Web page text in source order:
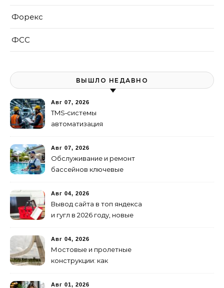
Форекс
ФСС
ВЫШЛО НЕДАВНО
Авг 07, 2026
TMS‑системы
автоматизация
Авг 07, 2026
Обслуживание и ремонт
бассейнов ключевые
Авг 04, 2026
Вывод сайта в топ яндекса
и гугл в 2026 году, новые
Авг 04, 2026
Мостовые и пролетные
конструкции: как
изготовление и поставку
Авг 01, 2026